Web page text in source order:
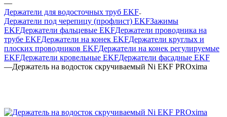
—
Держатели для водосточных труб EKF
Держатели под черепицу (профлист) EKFЗажимы
EKFДержатели фальцевые EKFДержатели проводника на
трубе EKFДержатели на конек EKFДержатели круглых и
плоских проводников EKFДержатели на конек регулируемые
EKFДержатели кровельные EKFДержатели фасадные EKF
—Держатель на водосток скручиваемый Ni EKF PROxima